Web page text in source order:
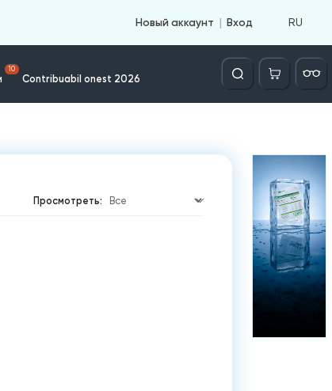
Новый аккаунт Вход RU
10
Contribuabil onest 2026
Căutare
Просмотреть: